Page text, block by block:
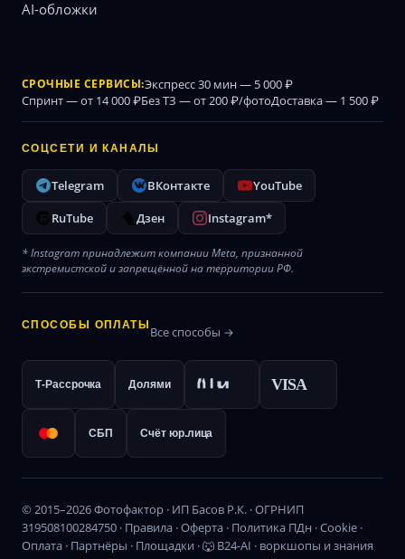
AI-обложки
СРОЧНЫЕ СЕРВИСЫ:Экспресс 30 мин — 5 000 ₽
Спринт — от 14 000 ₽Без ТЗ — от 200 ₽/фотоДоставка — 1 500 ₽
СОЦСЕТИ И КАНАЛЫ
Telegram ВКонтакте
YouTube
RuTube
Дзен Instagram*
* Instagram принадлежит компании Meta, признанной
экстремистской и запрещённой на территории РФ.
СПОСОБЫ ОПЛАТЫ Все способы →
Т-Рассрочка Долями VISA
СБП Счёт юр.лица
© 2015–2026 Фотофактор · ИП Басов Р.К. · ОГРНИП
319508100284750 · Правила ·Оферта · Политика ПДн ·Cookie ·
Оплата · Партнёры · Площадки ·🐺 B24-AI · воркшопы и знания